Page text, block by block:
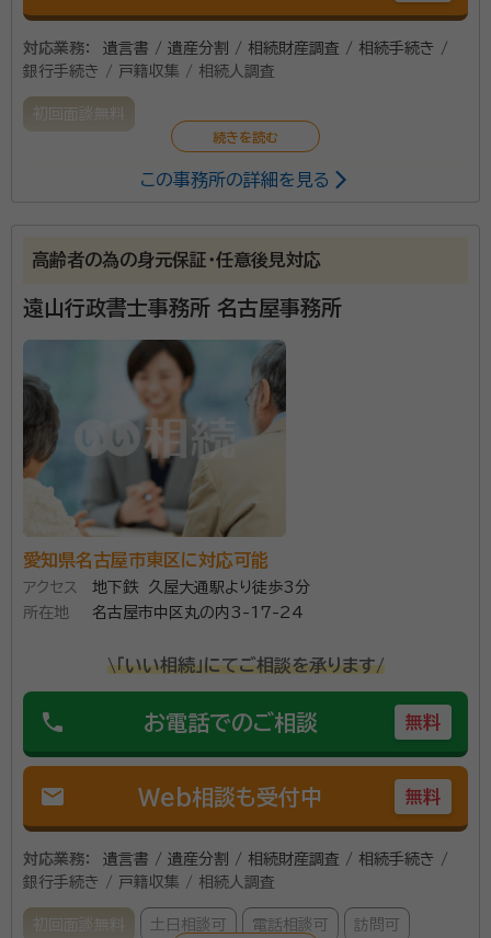
対応業務：
遺言書 / 遺産分割 / 相続財産調査 / 相続手続き /
銀行手続き / 戸籍収集 / 相続人調査
初回面談無料
相続相談、お客様の立場になって、親切な対応を心掛け
この事務所の詳細を見る
高齢者の為の身元保証・任意後見対応
遠山行政書士事務所 名古屋事務所
愛知県名古屋市東区に対応可能
アクセス
地下鉄 久屋大通駅より徒歩3分
所在地
名古屋市中区丸の内3-17-24
\「いい相続」にてご相談を承ります/
phone お電話でのご相談 無料
mail Web相談も受付中 無料
対応業務：
遺言書 / 遺産分割 / 相続財産調査 / 相続手続き /
銀行手続き / 戸籍収集 / 相続人調査
初回面談無料 土日相談可 電話相談可 訪問可